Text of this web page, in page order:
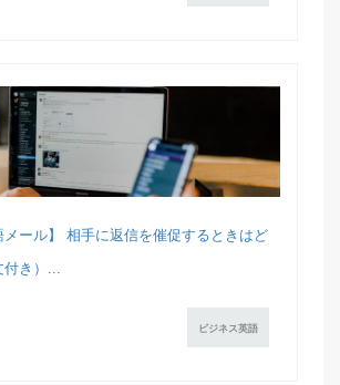
メール】 相手に返信を催促するときはど
き）...
ビジネス英語